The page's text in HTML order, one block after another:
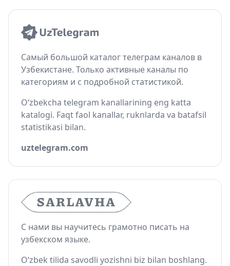
Самый большой каталог телеграм каналов в
Узбекистане. Только активные каналы по
категориям и с подробной статистикой.
O‘zbekcha telegram kanallarining eng katta
katalogi. Faqt faol kanallar, ruknlarda va batafsil
statistikasi bilan.
uztelegram.com
С нами вы научитесь грамотно писать на
узбекском языке.
O‘zbek tilida savodli yozishni biz bilan boshlang.